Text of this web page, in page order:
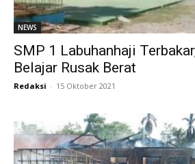
NEWS
SMP 1 Labuhanhaji
Belajar Rusak Berat
Redaksi - 15 Oktober 2021